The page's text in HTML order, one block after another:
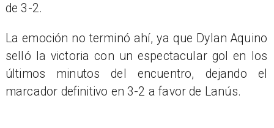
de 3-2.
La emoción no terminó ahí, ya que Dylan Aquino
selló la victoria con un espectacular gol en los
últimos minutos del encuentro, dejando el
marcador definitivo en 3-2 a favor de Lanús.